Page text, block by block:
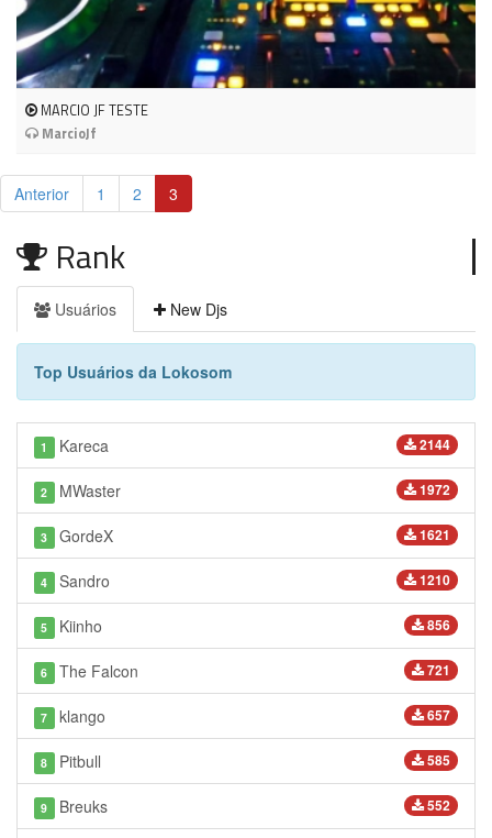
MARCIO JF TESTE
MarcioJf
Anterior 1 2 3
Rank
Usuários New Djs
Top Usuários da Lokosom
2144
1 Kareca
1972
2 MWaster
1621
3 GordeX
1210
4 Sandro
856
5 Kiinho
721
6 The Falcon
657
7 klango
585
8 Pitbull
552
9 Breuks